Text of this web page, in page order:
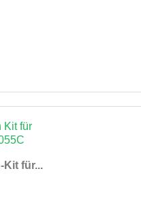
für...